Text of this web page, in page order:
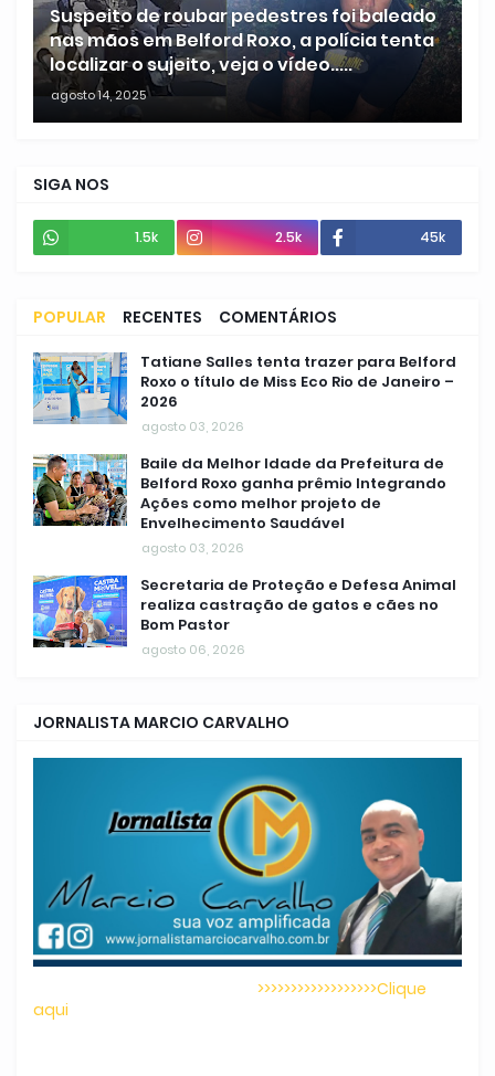
Suspeito de roubar pedestres foi baleado
nas mãos em Belford Roxo, a polícia tenta
localizar o sujeito, veja o vídeo.....
agosto 14, 2025
SIGA NOS
1.5k 2.5k 45k
POPULAR RECENTES COMENTÁRIOS
Tatiane Salles tenta trazer para Belford
Roxo o título de Miss Eco Rio de Janeiro –
2026
agosto 03, 2026
Baile da Melhor Idade da Prefeitura de
Belford Roxo ganha prêmio Integrando
Ações como melhor projeto de
Envelhecimento Saudável
agosto 03, 2026
Secretaria de Proteção e Defesa Animal
realiza castração de gatos e cães no
Bom Pastor
agosto 06, 2026
JORNALISTA MARCIO CARVALHO
>>>>>>>>>>>>>>>>>>Clique
aqui